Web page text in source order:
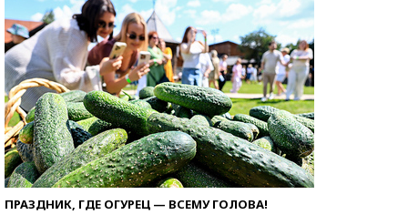
ПРАЗДНИК, ГДЕ ОГУРЕЦ — ВСЕМУ ГОЛОВА!